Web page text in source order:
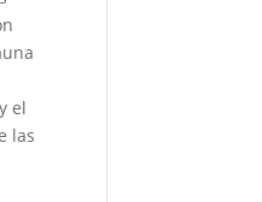
el
las